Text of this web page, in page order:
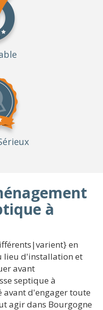
à
en
lieu d'installation et
avant
septique à
avant d'engager toute
agir dans Bourgogne